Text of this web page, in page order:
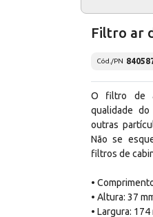
Filtro ar
Cód./PN
O filtro de
qualidade
outras
Não se
filtros de
•
• Altura: 37
• Largura: 174